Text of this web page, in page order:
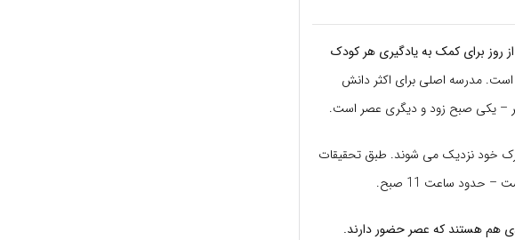
روز برای کمک به یادگیری هر کودک
مدرسه اصلی برای اکثر دانش
– یكی صبح زود و دیگری عصر است.
خود نزدیک می شوند. طبق تحقیقات
هم هستند که عصر حضور دارند.